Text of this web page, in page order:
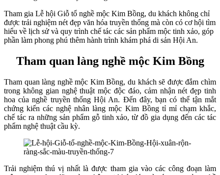
Tham gia Lễ hội Giỗ tổ nghề mộc Kim Bồng, du khách không chỉ
được trải nghiệm nét đẹp văn hóa truyền thống mà còn có cơ hội tìm
hiểu về lịch sử và quy trình chế tác các sản phẩm mộc tinh xảo, góp
phần làm phong phú thêm hành trình khám phá di sản Hội An.
Tham quan làng nghề mộc Kim Bồng
Tham quan làng nghề mộc Kim Bồng, du khách sẽ được đắm chìm
trong không gian nghệ thuật mộc độc đáo, cảm nhận nét đẹp tinh
hoa của nghề truyền thống Hội An. Đến đây, bạn có thể tận mắt
chứng kiến các nghệ nhân làng mộc Kim Bồng tỉ mỉ chạm khắc,
chế tác ra những sản phẩm gỗ tinh xảo, từ đồ gia dụng đến các tác
phẩm nghệ thuật cầu kỳ.
Trải nghiệm thú vị nhất là được tham gia vào các công đoạn làm